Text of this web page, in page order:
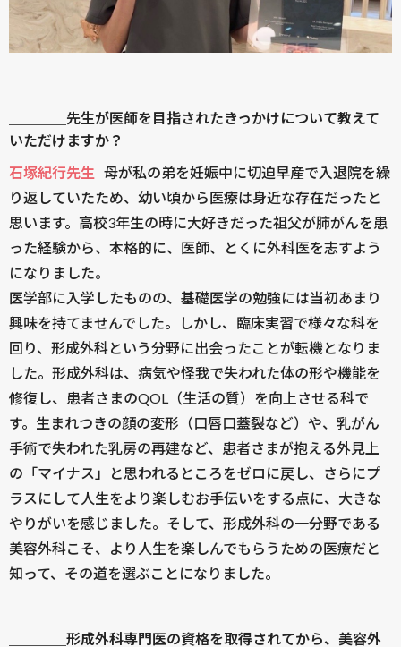
＿＿＿＿先生が医師を目指されたきっかけについて教えて
いただけますか？
石塚紀行先生 母が私の弟を妊娠中に切迫早産で入退院を繰
り返していたため、幼い頃から医療は身近な存在だったと
思います。高校3年生の時に大好きだった祖父が肺がんを患
った経験から、本格的に、医師、とくに外科医を志すよう
になりました。
医学部に入学したものの、基礎医学の勉強には当初あまり
興味を持てませんでした。しかし、臨床実習で様々な科を
回り、形成外科という分野に出会ったことが転機となりま
した。形成外科は、病気や怪我で失われた体の形や機能を
修復し、患者さまのQOL（生活の質）を向上させる科で
す。生まれつきの顔の変形（口唇口蓋裂など）や、乳がん
手術で失われた乳房の再建など、患者さまが抱える外見上
の「マイナス」と思われるところをゼロに戻し、さらにプ
ラスにして人生をより楽しむお手伝いをする点に、大きな
やりがいを感じました。そして、形成外科の一分野である
美容外科こそ、より人生を楽しんでもらうための医療だと
知って、その道を選ぶことになりました。
＿＿＿＿形成外科専門医の資格を取得されてから、美容外